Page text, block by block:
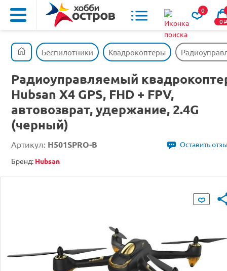
0
0o
Беспилотники Квадрокоптеры
Радиоуправляемый
Hubsan X4 GPS, FHD + FPV,
автовозврат, удержание, 2.4G
(черный)
Артикул: H501SPRO-B
Оставить
Бренд: Hubsan